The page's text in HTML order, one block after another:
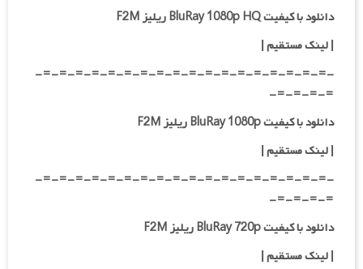
دانلود با کیفیت BluRay 1080p HQ ریلیز F2M
|لینک مستقیم|
-=-=-=-=-=-=-=-=-=-=-=-=-=-=-=-=-=-=-
=-=-=-=-
دانلود با کیفیت BluRay 1080p ریلیز F2M
|لینک مستقیم|
-=-=-=-=-=-=-=-=-=-=-=-=-=-=-=-=-=-=-
=-=-=-=-
دانلود با کیفیت BluRay 720p ریلیز F2M
| لینک مستقیم|